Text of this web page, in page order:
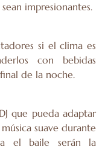
impresionantes.
si el clima es
con bebidas
de la noche.
que pueda adaptar
suave durante
el baile serán la